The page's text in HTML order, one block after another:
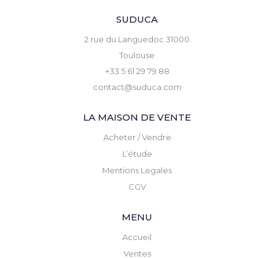
SUDUCA
2 rue du Languedoc 31000
Toulouse
+33 5 61 29 79 88
contact@suduca.com
LA MAISON DE VENTE
Acheter / Vendre
L’étude
Mentions Legales
CGV
MENU
Accueil
Ventes